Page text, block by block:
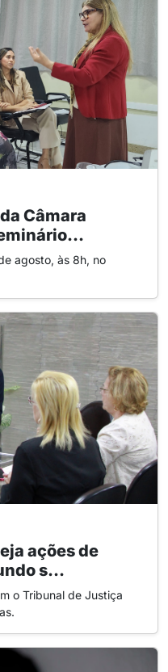
Câmara
agosto, às 8h, no
ações de
s...
o Tribunal de Justiça